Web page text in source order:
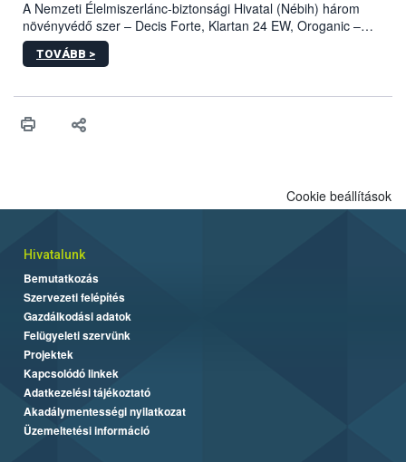
A Nemzeti Élelmiszerlánc-biztonsági Hivatal (Nébih) három
növényvédő szer – Decis Forte, Klartan 24 EW, Oroganic –
engedélyokiratát módosította, így azok a szüretet követően,
egészen a vesszőérettség (BBCH 91) stádiumáig
érésű szőlőkben is legyen lehetőség a károsító elleni további
felhasználók számára is elérhető és ökológiai termesztésben is
TOVÁBB >
Cookie beállítások
Hivatalunk
Bemutatkozás
Szervezeti felépítés
Gazdálkodási adatok
Felügyeleti szervünk
Projektek
Kapcsolódó linkek
Adatkezelési tájékoztató
Akadálymentességi nyilatkozat
Üzemeltetési információ